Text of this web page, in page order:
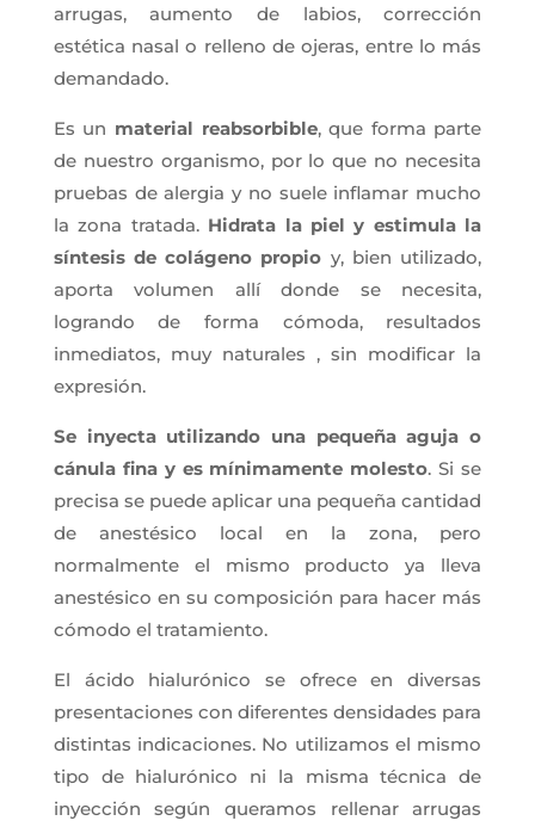
arrugas, aumento de labios, corrección
estética nasal o relleno de ojeras, entre lo más
demandado.
Es un material reabsorbible, que forma parte
de nuestro organismo, por lo que no necesita
pruebas de alergia y no suele inflamar mucho
la zona tratada. Hidrata la piel y estimula la
síntesis de colágeno propio y, bien utilizado,
aporta volumen allí donde se necesita,
logrando de forma cómoda, resultados
inmediatos, muy naturales , sin modificar la
expresión.
Se inyecta utilizando una pequeña aguja o
cánula fina y es mínimamente molesto. Si se
precisa se puede aplicar una pequeña cantidad
de anestésico local en la zona, pero
normalmente el mismo producto ya lleva
anestésico en su composición para hacer más
cómodo el tratamiento.
El ácido hialurónico se ofrece en diversas
presentaciones con diferentes densidades para
distintas indicaciones. No utilizamos el mismo
tipo de hialurónico ni la misma técnica de
inyección según queramos rellenar arrugas